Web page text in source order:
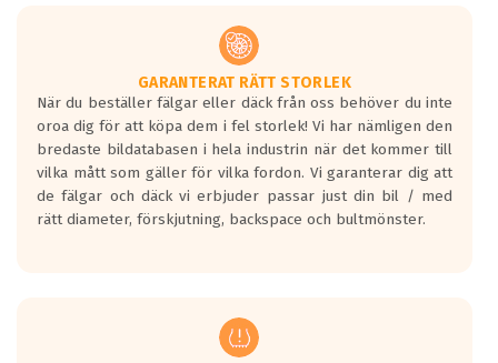
GARANTERAT RÄTT STORLEK
När du beställer fälgar eller däck från oss behöver du inte
oroa dig för att köpa dem i fel storlek! Vi har nämligen den
bredaste bildatabasen i hela industrin när det kommer till
vilka mått som gäller för vilka fordon. Vi garanterar dig att
de fälgar och däck vi erbjuder passar just din bil / med
rätt diameter, förskjutning, backspace och bultmönster.